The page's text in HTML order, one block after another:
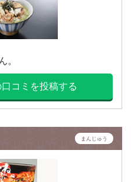
。
コミを投稿する
まんじゅう